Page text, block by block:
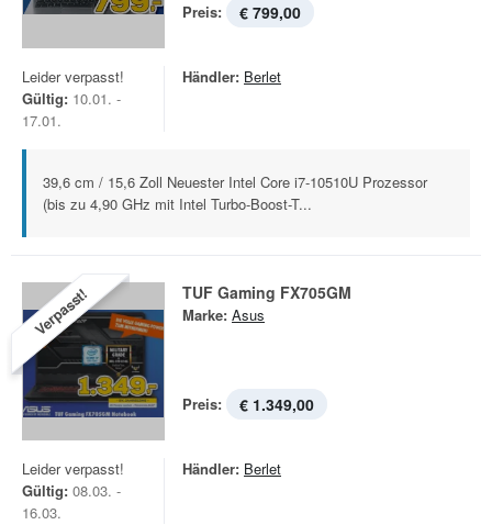
Preis: € 799,00
Leider verpasst!
Gültig: 10.01. -
17.01.
Händler: Berlet
39,6 cm / 15,6 Zoll Neuester Intel Core i7-10510U Prozessor
(bis zu 4,90 GHz mit Intel Turbo-Boost-T...
Verpasst! TUF Gaming FX705GM
Marke: Asus
Preis: € 1.349,00
Leider verpasst!
Gültig: 08.03. -
16.03.
Händler: Berlet